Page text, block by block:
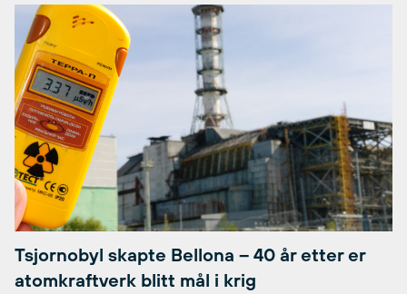
Tsjornobyl skapte Bellona – 40 år etter er
atomkraftverk blitt mål i krig